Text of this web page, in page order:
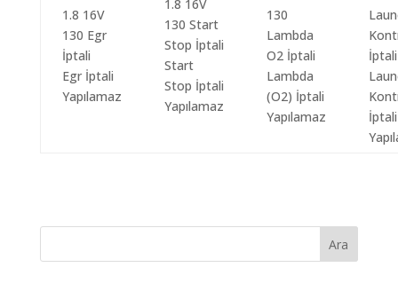
Egr İptali
Yapılamaz
Start
Stop İptali
Yapılamaz
Lambda
(O2) İptali
Yapılamaz
İptali
Ara